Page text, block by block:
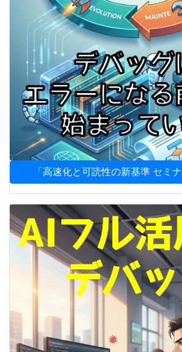
「高速化と可読性の新基準 セミ